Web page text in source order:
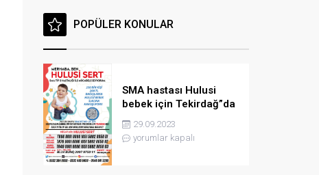
POPÜLER KONULAR
SMA hastası Hulusi
bebek için Tekirdağ”da
konser düzenlenicek
29.09.2023
yorumlar kapalı